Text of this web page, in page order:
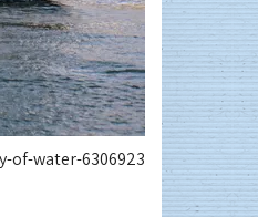
water-6306923/